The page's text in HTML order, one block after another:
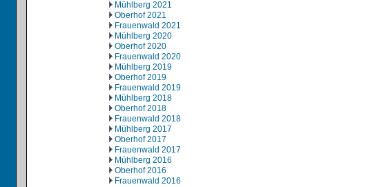
Mühlberg 2021
Oberhof 2021
Frauenwald 2021
Mühlberg 2020
Oberhof 2020
Frauenwald 2020
Mühlberg 2019
Oberhof 2019
Frauenwald 2019
Mühlberg 2018
Oberhof 2018
Frauenwald 2018
Mühlberg 2017
Oberhof 2017
Frauenwald 2017
Mühlberg 2016
Oberhof 2016
Frauenwald 2016